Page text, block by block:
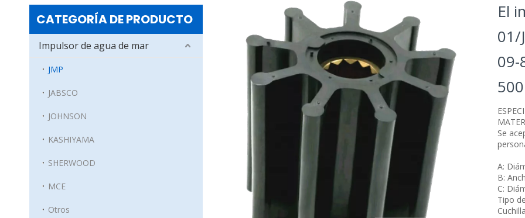
CATEGORÍA DE PRODUCTO
Impulsor de agua de mar
JMP
JABSCO
JOHNSON
KASHIYAMA
SHERWOOD
MCE
Otros
El
01/
09-
Se
A:
B:
C:
Tipo